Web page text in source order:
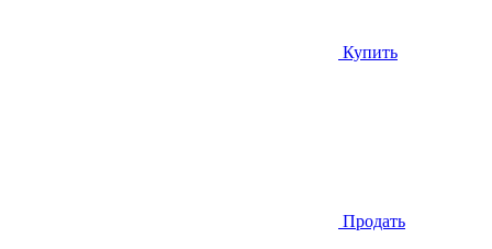
Купить
Продать